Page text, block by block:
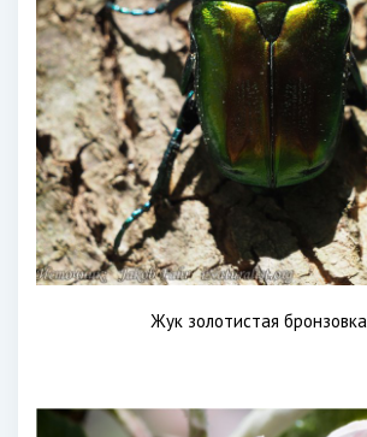
Жук золотистая бронзовка